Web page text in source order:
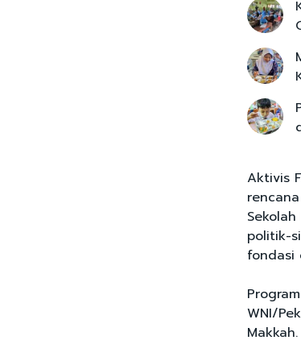
Aktivis
politik-
fondasi
WNI/
Makkah.